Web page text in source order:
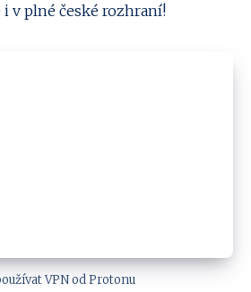
i v plné české rozhraní!
VPN od Protonu